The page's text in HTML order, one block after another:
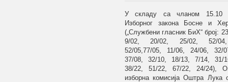
У складу сачланом 15.10
Изборног закона Босне и
(„Службени гласник БиХ“ број:
9/02, 20/02, 25/02, 52/
52/05,77/05, 11/06, 24/06, 32/
37/08, 32/10, 18/13, 7/14, 31/
38/22, 51/22, 67/22, 24/24),
изборна комисија Оштра Лука